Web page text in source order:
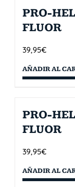
PRO-
FLUOR
39,95€
AÑADIR AL
PRO-
FLUOR
39,95€
AÑADIR AL